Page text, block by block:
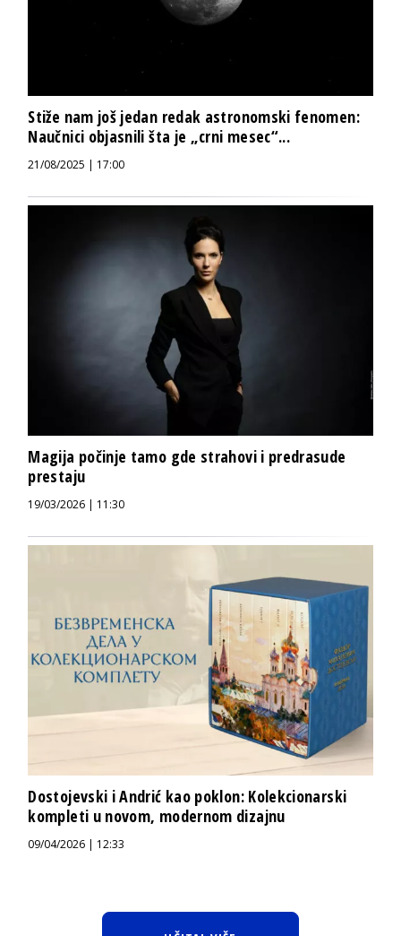
Stiže nam još jedan redak astronomski fenomen:
Naučnici objasnili šta je „crni mesec“...
21/08/2025 | 17:00
Magija počinje tamo gde strahovi i predrasude
prestaju
19/03/2026 | 11:30
Dostojevski i Andrić kao poklon: Kolekcionarski
kompleti u novom, modernom dizajnu
09/04/2026 | 12:33